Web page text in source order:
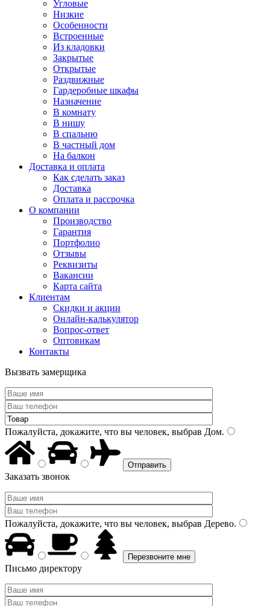
Угловые
Низкие
Особенности
Встроенные
Из кладовки
Закрытые
Открытые
Раздвижные
Гардеробные шкафы
Назначение
В комнату
В нишу
В спальню
В частный дом
На балкон
Доставка и оплата
Как сделать заказ
Доставка
Оплата и рассрочка
О компании
Производство
Гарантия
Портфолио
Отзывы
Реквизиты
Вакансии
Карта сайта
Клиентам
Скидки и акции
Онлайн-калькулятор
Вопрос-ответ
Оптовикам
Контакты
Вызвать замерщика
Пожалуйста, докажите, что вы человек, выбрав Дом.
Заказать звонок
Пожалуйста, докажите, что вы человек, выбрав Дерево.
Письмо директору